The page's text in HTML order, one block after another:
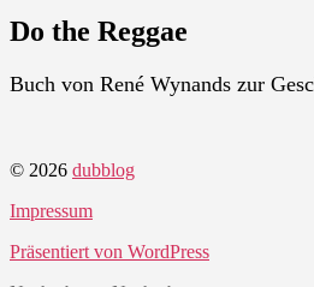
Do the Reggae
Buch von René Wynands zur
© 2026 dubblog
Impressum
Präsentiert von WordPress